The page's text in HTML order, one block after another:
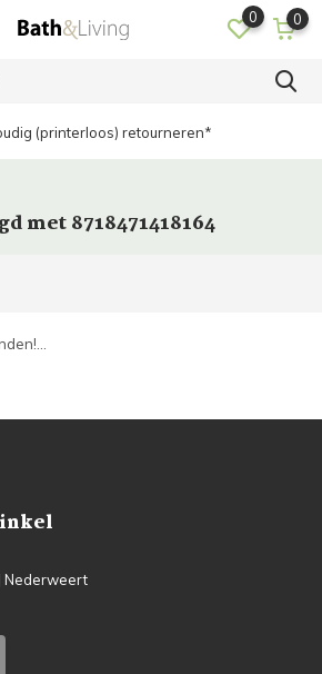
0 0
(printerloos) retourneren*
met 8718471418164
Nederweert